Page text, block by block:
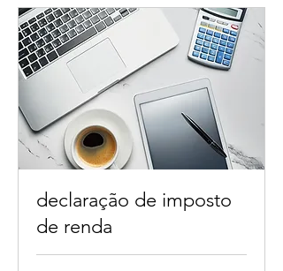
declaração de imposto
de renda